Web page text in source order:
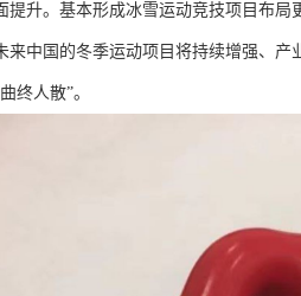
提升。基本形成冰雪运动竞技项目布
来中国的冬季运动项目将持续增强、
终人散”。